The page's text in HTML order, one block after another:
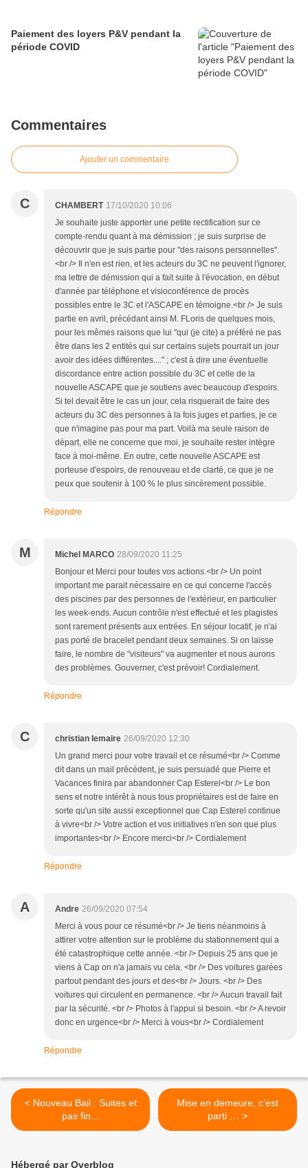
Paiement des loyers P&V pendant la
période COVID
Commentaires
Ajouter un commentaire
C CHAMBERT 17/10/2020 10:06
Je souhaite juste apporter une petite rectification sur ce
compte-rendu quant à ma démission ; je suis surprise de
découvrir que je suis partie pour "des raisons personnelles".
<br /> Il n'en est rien, et les acteurs du 3C ne peuvent l'ignorer,
ma lettre de démission qui a fait suite à l'évocation, en début
d'année par téléphone et visioconférence de procès
possibles entre le 3C et l'ASCAPE en témoigne.<br /> Je suis
partie en avril, précédant ainsi M. FLoris de quelques mois,
pour les mêmes raisons que lui "qui (je cite) a préféré ne pas
être dans les 2 entités qui sur certains sujets pourrait un jour
avoir des idées différentes...." ; c'est à dire une éventuelle
discordance entre action possible du 3C et celle de la
nouvelle ASCAPE que je soutiens avec beaucoup d'espoirs.
Si tel devait être le cas un jour, cela risquerait de faire des
acteurs du 3C des personnes à la fois juges et parties, je ce
que n'imagine pas pour ma part. Voilà ma seule raison de
départ, elle ne concerne que moi, je souhaite rester intègre
face à moi-même. En outre, cette nouvelle ASCAPE est
porteuse d'espoirs, de renouveau et de clarté, ce que je ne
peux que soutenir à 100 % le plus sincèrement possible.
Répondre
M Michel MARCO 28/09/2020 11:25
Bonjour et Merci pour toutes vos actions.<br /> Un point
important me parait nécessaire en ce qui concerne l'accès
des piscines par des personnes de l'extérieur, en particulier
les week-ends. Aucun contrôle n'est effectué et les plagistes
sont rarement présents aux entrées. En séjour locatif, je n'ai
pas porté de bracelet pendant deux semaines. Si on laisse
faire, le nombre de "visiteurs" va augmenter et nous aurons
des problèmes. Gouverner, c'est prévoir! Cordialement.
Répondre
C christian lemaire 26/09/2020 12:30
Un grand merci pour votre travail et ce résumé<br /> Comme
dit dans un mail précédent, je suis persuadé que Pierre et
Vacances finira par abandonner Cap Esterel<br /> Le bon
sens et notre intérêt à nous tous propriétaires est de faire en
sorte qu'un site aussi exceptionnel que Cap Esterel continue
à vivre<br /> Votre action et vos initiatives n'en son que plus
importantes<br /> Encore merci<br /> Cordialement
Répondre
A Andre 26/09/2020 07:54
Merci à vous pour ce résumé<br /> Je tiens néanmoins à
attirer votre attention sur le problème du stationnement qui a
été catastrophique cette année. <br /> Depuis 25 ans que je
viens à Cap on n'a jamais vu cela. <br /> Des voitures garées
partout pendant des jours et des<br /> Jours. <br /> Des
voitures qui circulent en permanence. <br /> Aucun travail fait
par la sécurité. <br /> Photos à l'appui si besoin. <br /> A revoir
donc en urgence<br /> Merci à vous<br /> Cordialement
Répondre
< Nouveau Bail : Suites et
pas fin...
Mise en demeure, c’est
parti … >
Hébergé par Overblog